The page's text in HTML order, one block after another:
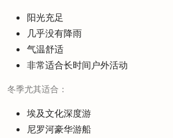
阳光充足
几乎没有降雨
气温舒适
非常适合长时间户外活动
冬季尤其适合：
埃及文化深度游
尼罗河豪华游船